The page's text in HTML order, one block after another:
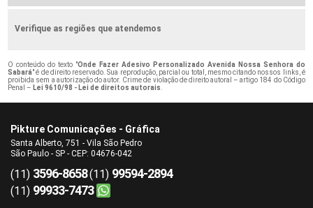
Verifique as regiões que atendemos
O conteúdo do texto "Onde Fazer Adesivo Personalizado Avenida Nossa Senhora do
Sabará" é de direito reservado. Sua reprodução, parcial ou total, mesmo citando nossos links, é
proibida sem a autorização do autor. Crime de violação de direito autoral – artigo 184 do Código
Penal – Lei 9610/98 - Lei de direitos autorais
Pikture Comunicações - Gráfica
Santa Alberto, 751 - Vila São Pedro
São Paulo - SP - CEP: 04676-042
(11) 3596-8658(11) 99594-2894
(11) 99933-7473